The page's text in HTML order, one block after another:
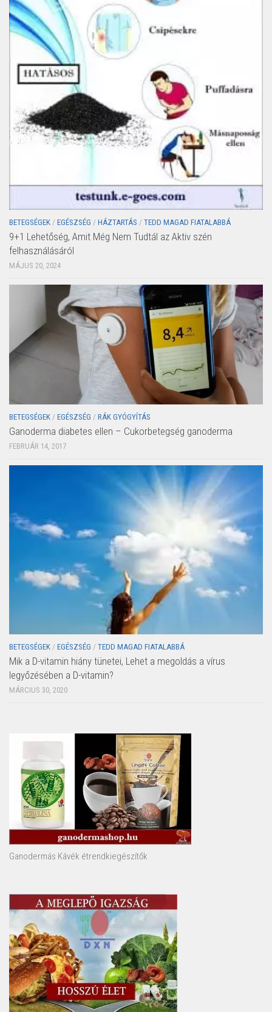
BETEGSÉGEK / EGÉSZSÉG / HÁZTARTÁS / TEDD MAGAD FIATALABBÁ
9+1 Lehetőség, Amit Még Nem Tudtál az Aktiv szén
felhasználásáról
MÁJUS 20, 2024
BETEGSÉGEK / EGÉSZSÉG / RÁK GYÓGYÍTÁS
Ganoderma diabetes ellen – Cukorbetegség ganoderma
FEBRUÁR 14, 2017
BETEGSÉGEK / EGÉSZSÉG / TEDD MAGAD FIATALABBÁ
Mik a D-vitamin hiány tünetei, Lehet a megoldás a vírus
legyőzésében a D-vitamin?
MÁRCIUS 30, 2020
Ganodermás Kávék étrendkiegészítők